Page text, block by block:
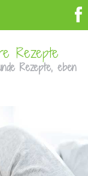
Rezepte
Rezepte, eben